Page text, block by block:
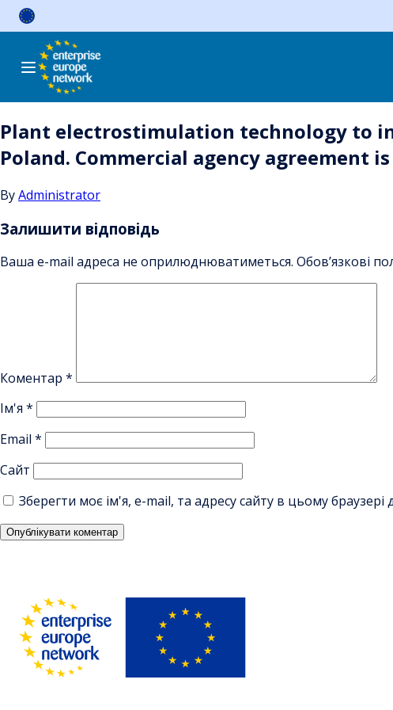
Skip
Plant electrostimulation technology to
Poland. Commercial agency agreement
ByAdministrator
Залишити відповідь
Ваша e-mail адреса не оприлюднюватиметься. Обов’язкові
Коментар *
Ім'я *
Email *
Сайт
Зберегти моє ім'я, e-mail, та адресу сайту в цьому